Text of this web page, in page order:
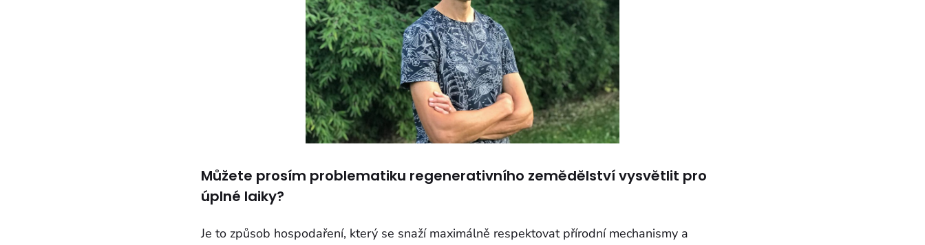
Můžete prosím problematiku regenerativního zemědělství vysvětlit pro
úplné laiky?
Je to způsob hospodaření, který se snaží maximálně respektovat přírodní mechanismy a